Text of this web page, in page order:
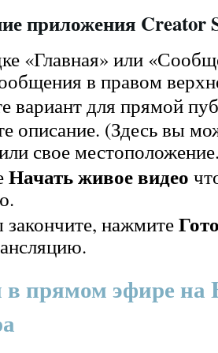
приложения Creator
«Главная» или
в правом
вариант для прямой
описание. (Здесь вы
свое
Начать живое видео
закончите, нажмите
прямом эфире на